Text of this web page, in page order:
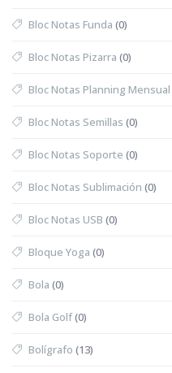
Bloc Notas Funda (0)
Bloc Notas Pizarra (0)
Bloc Notas Planning Mensual
Bloc Notas Semillas (0)
Bloc Notas Soporte (0)
Bloc Notas Sublimación (0)
Bloc Notas USB (0)
Bloque Yoga (0)
Bola (0)
Bola Golf(0)
Bolígrafo (13)